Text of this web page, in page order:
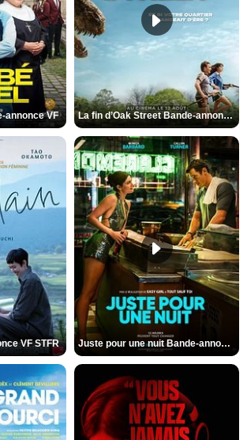
annonce VF La fin d’Oak Street Bande-annonce VO STFR
VF STFR Juste pour une nuit Bande-annonce VO STFR